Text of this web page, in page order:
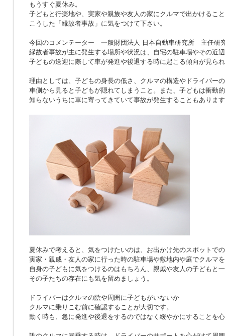
もうすぐ夏休み。
子どもと行楽地や、実家や親族や友人の家にクルマで出かけるこ
こうした「縁故者事故」に気をつけて下さい。
今回のコメンテーター 一般財団法人 日本自動車研究所 主任研
縁故者事故が主に発生する場所や状況は、自宅の駐車場やその近
子どもの送迎に際して車が発進や後退する時に起こる傾向が見ら
理由としては、子どもの身長の低さ、クルマの構造やドライバー
車側から見ると子どもが隠れてしまうこと。また、子どもは衝動
知らないうちに車に寄ってきていて事故が発生することもありま
夏休みで考えると、気をつけたいのは、お出かけ先のスポットで
実家・親戚・友人の家に行った時の駐車場や敷地内や庭でクルマ
自身の子どもに気をつけるのはもちろん、親戚や友人の子どもと
その子たちの存在にも気を留めましょう。
ドライバーはクルマの陰や周囲に子どもがいないか
クルマに乗りこむ前に確認することが大切です。
動く時も、急に発進や後退をするのではなく緩やかにすることを